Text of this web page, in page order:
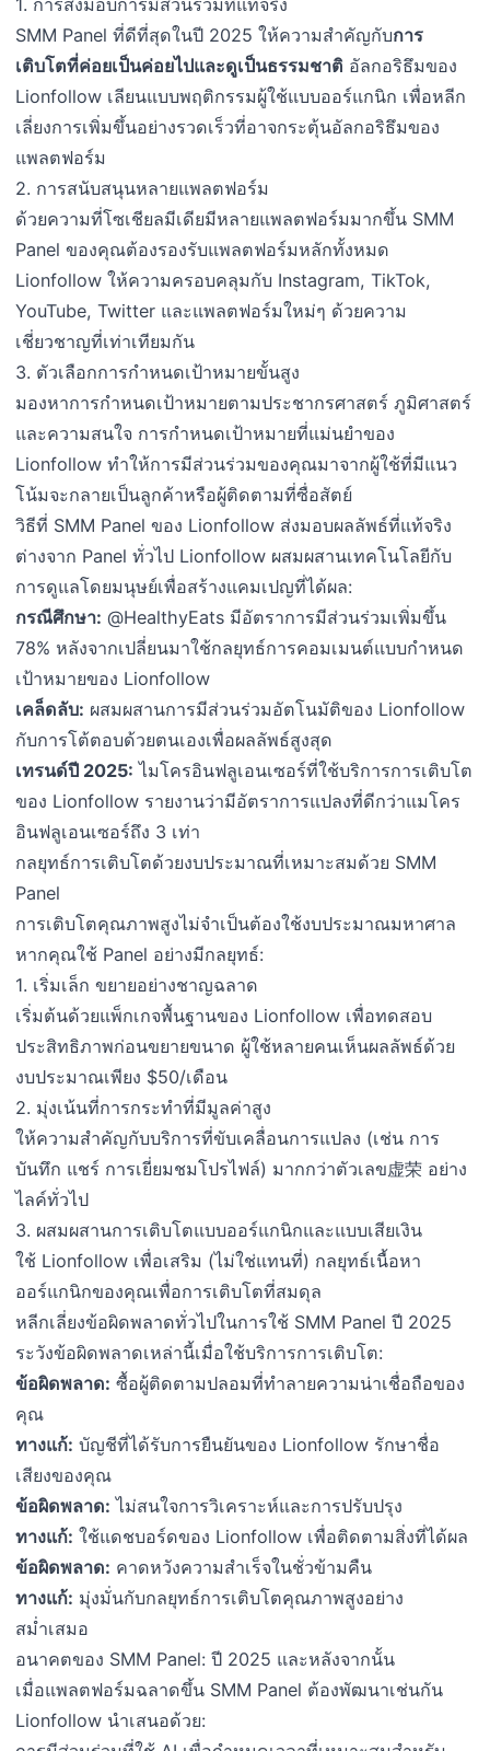
SMM Panel ที่ดีที่สุดในปี 2025 ให้ความสำคัญกับการ
เติบโตที่ค่อยเป็นค่อยไปและดูเป็นธรรมชาติ อัลกอริธึมของ
Lionfollow เลียนแบบพฤติกรรมผู้ใช้แบบออร์แกนิก เพื่อหลีก
เลี่ยงการเพิ่มขึ้นอย่างรวดเร็วที่อาจกระตุ้นอัลกอริธึมของ
แพลตฟอร์ม
2. การสนับสนุนหลายแพลตฟอร์ม
ด้วยความที่โซเชียลมีเดียมีหลายแพลตฟอร์มมากขึ้น SMM
Panel ของคุณต้องรองรับแพลตฟอร์มหลักทั้งหมด
Lionfollow ให้ความครอบคลุมกับ Instagram, TikTok,
YouTube, Twitter และแพลตฟอร์มใหม่ๆ ด้วยความ
เชี่ยวชาญที่เท่าเทียมกัน
3. ตัวเลือกการกำหนดเป้าหมายขั้นสูง
มองหาการกำหนดเป้าหมายตามประชากรศาสตร์ ภูมิศาสตร์
และความสนใจ การกำหนดเป้าหมายที่แม่นยำของ
Lionfollow ทำให้การมีส่วนร่วมของคุณมาจากผู้ใช้ที่มีแนว
โน้มจะกลายเป็นลูกค้าหรือผู้ติดตามที่ซื่อสัตย์
วิธีที่ SMM Panel ของ Lionfollow ส่งมอบผลลัพธ์ที่แท้จริง
ต่างจาก Panel ทั่วไป Lionfollow ผสมผสานเทคโนโลยีกับ
การดูแลโดยมนุษย์เพื่อสร้างแคมเปญที่ได้ผล:
กรณีศึกษา: @HealthyEats มีอัตราการมีส่วนร่วมเพิ่มขึ้น
78% หลังจากเปลี่ยนมาใช้กลยุทธ์การคอมเมนต์แบบกำหนด
เป้าหมายของ Lionfollow
เคล็ดลับ: ผสมผสานการมีส่วนร่วมอัตโนมัติของ Lionfollow
กับการโต้ตอบด้วยตนเองเพื่อผลลัพธ์สูงสุด
เทรนด์ปี 2025: ไมโครอินฟลูเอนเซอร์ที่ใช้บริการการเติบโต
ของ Lionfollow รายงานว่ามีอัตราการแปลงที่ดีกว่าแมโคร
อินฟลูเอนเซอร์ถึง 3 เท่า
กลยุทธ์การเติบโตด้วยงบประมาณที่เหมาะสมด้วย SMM
Panel
การเติบโตคุณภาพสูงไม่จำเป็นต้องใช้งบประมาณมหาศาล
หากคุณใช้ Panel อย่างมีกลยุทธ์:
1. เริ่มเล็ก ขยายอย่างชาญฉลาด
เริ่มต้นด้วยแพ็กเกจพื้นฐานของ Lionfollow เพื่อทดสอบ
ประสิทธิภาพก่อนขยายขนาด ผู้ใช้หลายคนเห็นผลลัพธ์ด้วย
งบประมาณเพียง $50/เดือน
2. มุ่งเน้นที่การกระทำที่มีมูลค่าสูง
ให้ความสำคัญกับบริการที่ขับเคลื่อนการแปลง (เช่น การ
บันทึก แชร์ การเยี่ยมชมโปรไฟล์) มากกว่าตัวเลข虚荣 อย่าง
ไลค์ทั่วไป
3. ผสมผสานการเติบโตแบบออร์แกนิกและแบบเสียเงิน
ใช้ Lionfollow เพื่อเสริม (ไม่ใช่แทนที่) กลยุทธ์เนื้อหา
ออร์แกนิกของคุณเพื่อการเติบโตที่สมดุล
หลีกเลี่ยงข้อผิดพลาดทั่วไปในการใช้ SMM Panel ปี 2025
ระวังข้อผิดพลาดเหล่านี้เมื่อใช้บริการการเติบโต:
ข้อผิดพลาด: ซื้อผู้ติดตามปลอมที่ทำลายความน่าเชื่อถือของ
คุณ
ทางแก้: บัญชีที่ได้รับการยืนยันของ Lionfollow รักษาชื่อ
เสียงของคุณ
ข้อผิดพลาด: ไม่สนใจการวิเคราะห์และการปรับปรุง
ทางแก้: ใช้แดชบอร์ดของ Lionfollow เพื่อติดตามสิ่งที่ได้ผล
ข้อผิดพลาด: คาดหวังความสำเร็จในชั่วข้ามคืน
ทางแก้: มุ่งมั่นกับกลยุทธ์การเติบโตคุณภาพสูงอย่าง
สม่ำเสมอ
อนาคตของ SMM Panel: ปี 2025 และหลังจากนั้น
เมื่อแพลตฟอร์มฉลาดขึ้น SMM Panel ต้องพัฒนาเช่นกัน
Lionfollow นำเสนอด้วย: